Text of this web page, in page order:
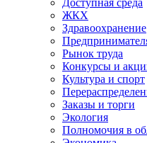
Доступная среда
ЖКХ
Здравоохранение
Рынок труда
Конкурсы и
Культура и спорт
Заказы и торги
Экология
Полномочия в